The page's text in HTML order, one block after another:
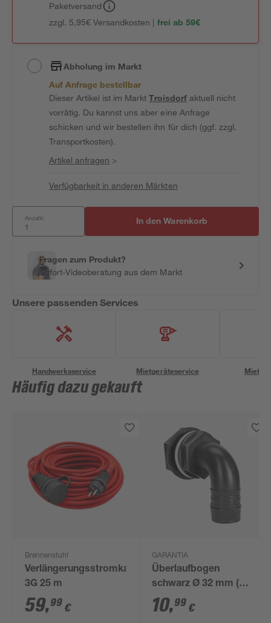
Paketversand
zzgl. 5,95€ Versandkosten | frei ab 59€
Abholung im Markt
Auf Anfrage bestellbar
Dieser Artikel ist im MarktTroisdorfaktuell nicht
vorrätig. Du kannst uns aber eine Anfrage
schicken und wir bestellen ihn für dich (ggf. zzgl.
Transportkosten).
Artikel anfragen >
Verfügbarkeit in anderen Märkten
Anzahl: In den Warenkorb
Fragen zum Produkt?
Sofort-Videoberatung aus dem Markt
Unsere passenden Services
Handwerksservice Mietgeräteservice
Häufig dazu gekauft
Brennenstuhl
Verlängerungsstromkabel
3G 25 m
59,99 €
GARANTIA
Überlaufbogen
schwarz Ø 32 mm (1
1/4")
10,99 €